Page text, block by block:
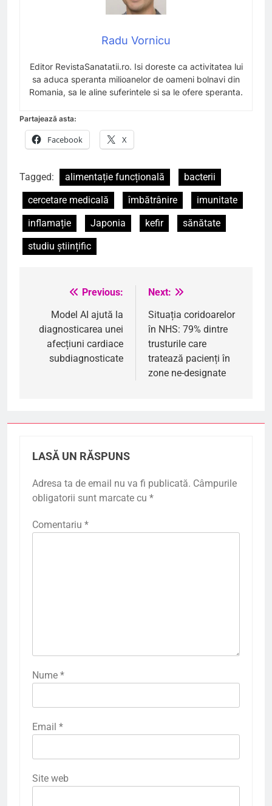
Radu Vornicu
Editor RevistaSanatatii.ro. Isi doreste ca activitatea lui
sa aduca speranta milioanelor de oameni bolnavi din
Romania, sa le aline suferintele si sa le ofere speranta.
Partajează asta:
Facebook X
Tagged: alimentație funcțională
bacterii
cercetare medicală
îmbătrânire
imunitate
inflamație
Japonia kefir
sănătate
studiu științific
Navigare
articole
Previous:
Model AI ajută la
diagnosticarea unei
afecțiuni cardiace
subdiagnosticate
Next:
Situația coridoarelor
în NHS: 79% dintre
trusturile care
tratează pacienți în
zone ne-designate
LASĂ UN RĂSPUNS
Adresa ta de email nu va fi publicată. Câmpurile
obligatorii sunt marcate cu *
Comentariu *
Nume *
Email *
Site web